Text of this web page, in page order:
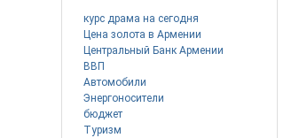
курс драма на сегодня
Цена золота в Армении
Центральный Банк Армении
ВВП
Автомобили
Энергоносители
бюджет
Туризм